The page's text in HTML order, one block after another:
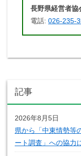
長野県経営者協
電話: 026-235-
記事
2026年8月5日
県から「中東情勢等
ート調査」への協力